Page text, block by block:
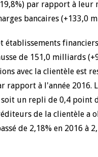
par rapport à leur
bancaires (+133,0
établissements
de 151,0 milliards
avec la clientèle est
rapport à l'année
un repli de 0,4 point
de la clientèle a
de 2,18% en 2016 à